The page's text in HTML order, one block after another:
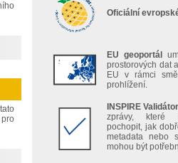
Oficiální
EU geoportál
prostorových dat
EU v rámci
prohlížení.
INSPIRE Validátor
zprávy, které
pochopit, jak
metadata nebo
mohou být